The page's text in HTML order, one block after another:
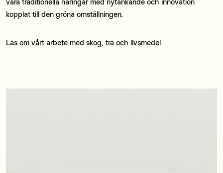
kopplat till den gröna omställningen.
Läs om vårt arbete med skog, trä och livsmedel